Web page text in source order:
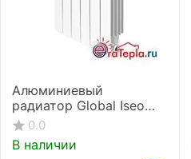
Алюминиевый
радиатор Global Iseo
350 4 секции
0.0
В наличии